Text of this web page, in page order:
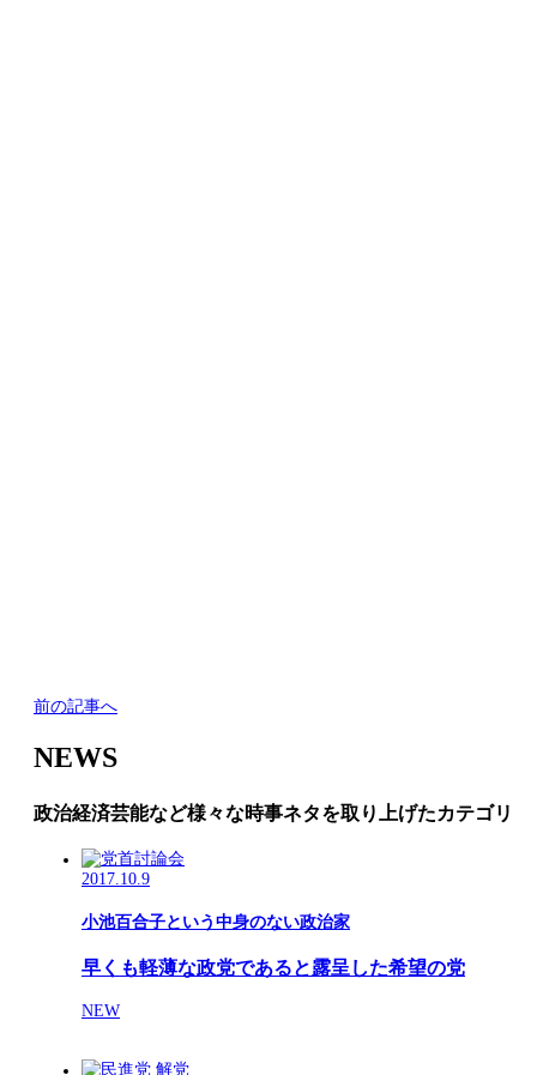
前の記事へ
NEWS
政治経済芸能など様々な時事ネタを取り上げたカテゴリ
2017.10.9
小池百合子という中身のない政治家
早くも軽薄な政党であると露呈した希望の党
NEW